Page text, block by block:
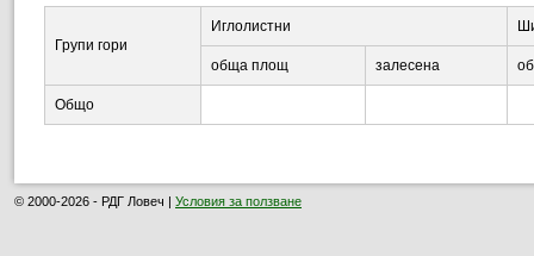
Групи гори
Иглолистни
обща площ залесена
Общо
© 2000-2026 - РДГ Ловеч | Условия за ползване